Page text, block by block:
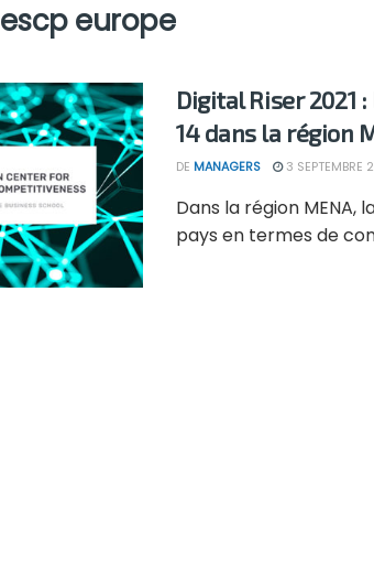
escp europe
Digital Riser 2021
14 dans la région
DE MANAGERS 3 SEPTEMBRE
Dans la région MENA,
pays en termes de